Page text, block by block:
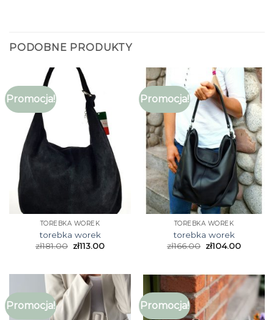
PODOBNE PRODUKTY
Promocja!
TOREBKA WOREK
torebka worek
zł181.00 zł113.00
Promocja!
TOREBKA WOREK
torebka worek
zł166.00 zł104.00
Promocja! Promocja!